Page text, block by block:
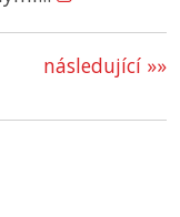
následující »»